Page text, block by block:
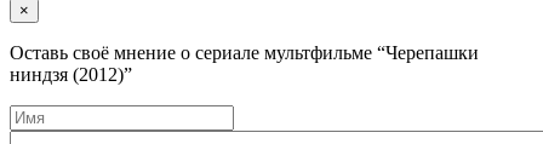
×
Оставь своё мнение о cериале мультфильме “Черепашки
ниндзя (2012)”